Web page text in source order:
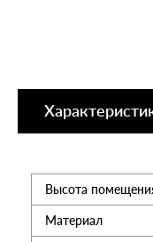
Высота
Материал